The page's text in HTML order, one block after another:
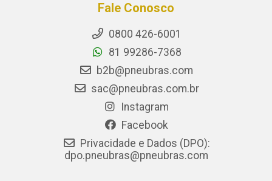
Fale Conosco
0800 426-6001
81 99286-7368
b2b@pneubras.com
sac@pneubras.com.br
Instagram
Facebook
Privacidade e Dados (DPO):
dpo.pneubras@pneubras.com